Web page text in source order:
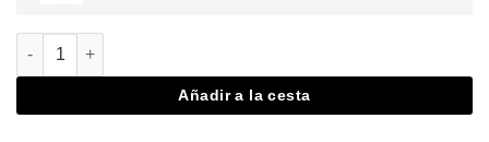
Dragon's Dynamite cantidad
Añadir a la cesta